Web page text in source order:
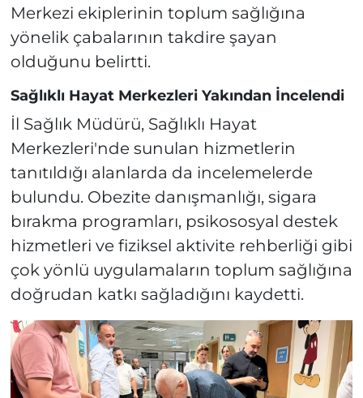
Merkezi ekiplerinin toplum sağlığına
yönelik çabalarının takdire şayan
olduğunu belirtti.
Sağlıklı Hayat Merkezleri Yakından İncelendi
İl Sağlık Müdürü, Sağlıklı Hayat
Merkezleri'nde sunulan hizmetlerin
tanıtıldığı alanlarda da incelemelerde
bulundu. Obezite danışmanlığı, sigara
bırakma programları, psikososyal destek
hizmetleri ve fiziksel aktivite rehberliği gibi
çok yönlü uygulamaların toplum sağlığına
doğrudan katkı sağladığını kaydetti.